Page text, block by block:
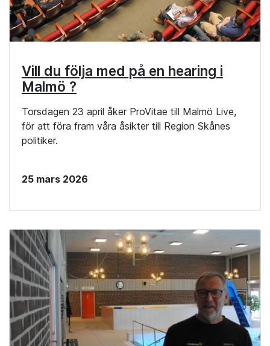
Vill du följa med på en hearing i
Malmö ?
Torsdagen 23 april åker ProVitae till Malmö Live,
för att föra fram våra åsikter till Region Skånes
politiker.
25 mars 2026